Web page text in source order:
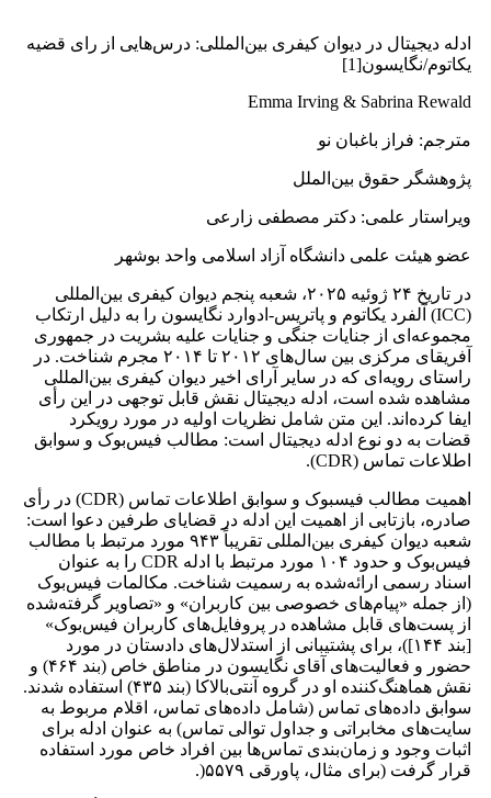
ادله دیجیتال در دیوان کیفری بین‌المللی: درس‌هایی از رای قضیه
یکاتوم/نگایسون[1]
Emma Irving & Sabrina Rewald
مترجم: فراز باغبان نو
پژوهشگر حقوق بین‌الملل
ویراستار علمی: دکتر مصطفی زارعی
عضو هیئت علمی دانشگاه آزاد اسلامی واحد بوشهر
در تاریخ ۲۴ ژوئیه ۲۰۲۵، شعبه پنجم دیوان کیفری بین‌المللی
(ICC) آلفرد یکاتوم و پاتریس-ادوارد نگایسون را به دلیل ارتکاب
مجموعه‌ای از جنایات جنگی و جنایات علیه بشریت در جمهوری
آفریقای مرکزی بین سال‌های ۲۰۱۲ تا ۲۰۱۴ مجرم شناخت. در
راستای رویه‌ای که در سایر آرای اخیر دیوان کیفری بین‌المللی
مشاهده شده است، ادله دیجیتال نقش قابل ‌توجهی در این رأی
ایفا کرده‌اند. این متن شامل نظریات اولیه در مورد رویکرد
قضات به دو نوع ادله دیجیتال است: مطالب فیس‌بوک و سوابق
اطلاعات تماس (CDR).
اهمیت مطالب فیسبوک و سوابق اطلاعات تماس (CDR) در رأی
صادره، بازتابی از اهمیت این ادله در قضایای طرفین دعوا است:
شعبه دیوان کیفری بین‌المللی تقریباً ۹۴۳ مورد مرتبط با مطالب
فیس‌بوک و حدود ۱۰۴ مورد مرتبط با ادله CDR را به ‌عنوان
اسناد رسمی ارائه‌شده به رسمیت شناخت. مکالمات فیس‌بوک
(از جمله «پیام‌های خصوصی بین کاربران» و «تصاویر گرفته‌شده
از پست‌های قابل‌ مشاهده در پروفایل‌های کاربران فیس‌بوک»
[بند ۱۴۴])، برای پشتیبانی از استدلال‌های دادستان در مورد
حضور و فعالیت‌های آقای نگایسون در مناطق خاص (بند ۴۶۴) و
نقش هماهنگ‌کننده او در گروه آنتی‌بالاکا (بند ۴۳۵) استفاده شدند.
سوابق داده‌های تماس (شامل داده‌های تماس، اقلام مربوط به
سایت‌های مخابراتی و جداول توالی تماس) به‌ عنوان ادله برای
اثبات وجود و زمان‌بندی تماس‌ها بین افراد خاص مورد استفاده
قرار گرفت (برای مثال، پاورقی ۵۵۷۹(.